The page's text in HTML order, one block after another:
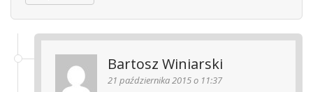
Bartosz Winiarski
21 października 2015 o 11:37